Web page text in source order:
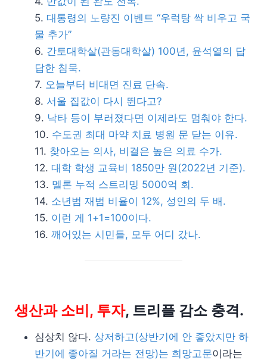
대통령의 노량진 이벤트 “우럭탕 싹 비우고 국
물 추가”
간토대학살(관동대학살) 100년, 윤석열의 답
답한 침묵.
오늘부터 비대면 진료 단속.
서울 집값이 다시 뛴다고?
낙타 등이 부러졌다면 이제라도 멈춰야 한다.
수도권 최대 마약 치료 병원 문 닫는 이유.
찾아오는 의사, 비결은 높은 의료 수가.
대학 학생 교육비 1850만 원(2022년 기준).
멜론 누적 스트리밍 5000억 회.
소년범 재범 비율이 12%, 성인의 두 배.
이런 게 1+1=100이다.
깨어있는 시민들, 모두 어디 갔나.
생산과 소비, 투자, 트리플 감소 충격.
심상치 않다. 상저하고(상반기에 안 좋았지만 하
반기에 좋아질 거라는 전망)는 희망고문이라는